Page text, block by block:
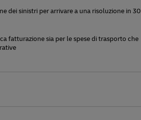
dei sinistri per arrivare a una risoluzione in 30
fatturazione sia per le spese di trasporto che